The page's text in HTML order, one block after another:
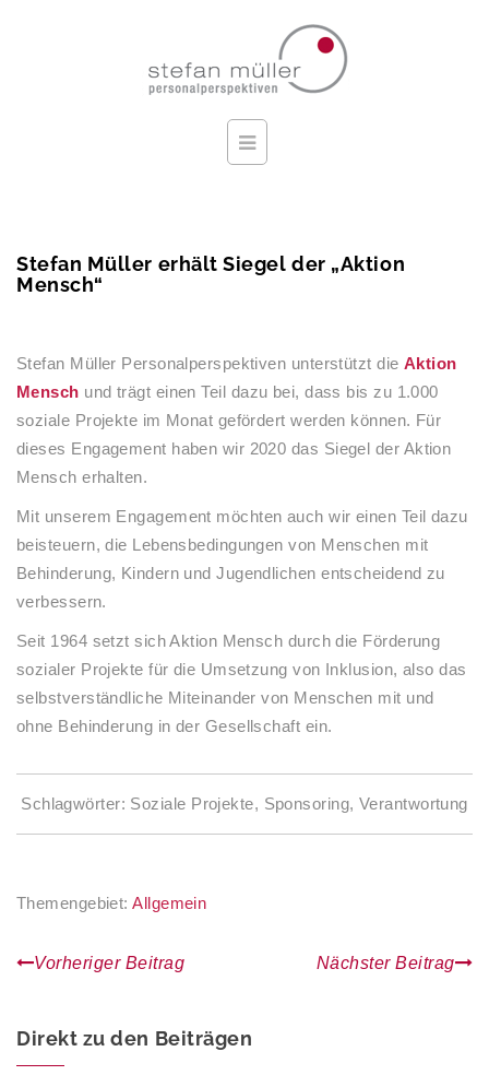
Stefan Müller erhält Siegel der „Aktion
Mensch“
Stefan Müller Personalperspektiven unterstützt die Aktion
Mensch und trägt einen Teil dazu bei, dass bis zu 1.000
soziale Projekte im Monat gefördert werden können. Für
dieses Engagement haben wir 2020 das Siegel der Aktion
Mensch erhalten.
Mit unserem Engagement möchten auch wir einen Teil dazu
beisteuern, die Lebensbedingungen von Menschen mit
Behinderung, Kindern und Jugendlichen entscheidend zu
verbessern.
Seit 1964 setzt sich Aktion Mensch durch die Förderung
sozialer Projekte für die Umsetzung von Inklusion, also das
selbstverständliche Miteinander von Menschen mit und
ohne Behinderung in der Gesellschaft ein.
Schlagwörter: Soziale Projekte, Sponsoring, Verantwortung
Themengebiet:Allgemein
Vorheriger Beitrag Nächster Beitrag
Direkt zu den Beiträgen